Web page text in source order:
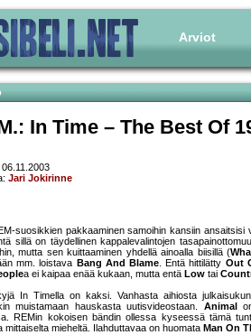
Arviot
In Time – The Best Of
Jari Jokirinne
suosikkien pakkaaminen samoihin kansiin
sillä on täydellinen kappalevalintojen
mutta sen kuittaaminen yhdellä ainoalla biisillä (
mm. loistava Bang And Blame. Entä hittilätty Out
a ei kaipaa enää kukaan, mutta entä Low tai
In Timella on kaksi. Vanhasta aihiosta
muistamaan hauskasta uutisvideostaan. Animal
REMin kokoisen bändin ollessa kyseessä tämä
mittaiselta mieheltä. Ilahduttavaa on huomata Man On